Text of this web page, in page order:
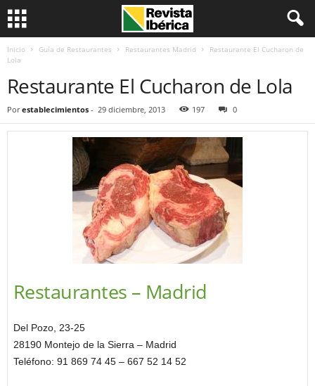
Inicio Guía de Restaurantes Restaurantes Madrid
Restaurante El Cucharon de
Lola
Restaurante El Cucharon de Lola
Por establecimientos - 29 diciembre, 2013 197 0
Restaurantes – Madrid
Del Pozo, 23-25
28190 Montejo de la Sierra – Madrid
Teléfono: 91 869 74 45 – 667 52 14 52